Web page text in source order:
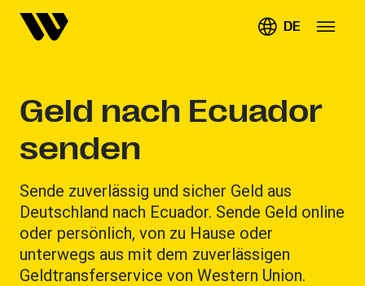
DE
Geld nach Ecuador
senden
Sende zuverlässig und sicher Geld aus
Deutschland nach Ecuador. Sende Geld online
oder persönlich, von zu Hause oder
unterwegs aus mit dem zuverlässigen
Geldtransferservice von Western Union.